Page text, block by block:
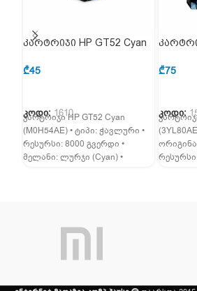
კარტრიჯი HP GT52 Cyan
₾45
კოდი: 1610
კარტრიჯი HP GT52 Cyan
(M0H54AE) • ტიპი: ჭავლური •
რესურსი: 8000 გვერდი •
მელანი: ლურჯი (Cyan) •
₾75
კოდი: